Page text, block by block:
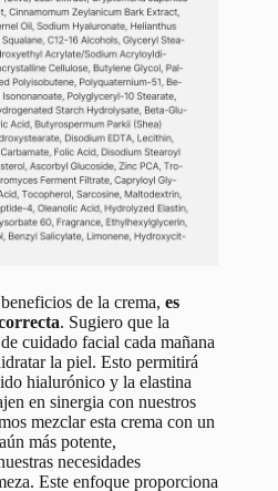
de la crema, es
. Sugiero que la
cuidado facial cada mañana
la piel. Esto permitirá
hialurónico y la elastina
en sinergia con nuestros
mezclar esta crema con un
más potente,
necesidades
Este enfoque proporciona